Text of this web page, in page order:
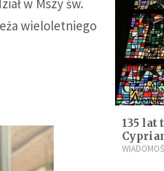
wieloletniego
135 lat